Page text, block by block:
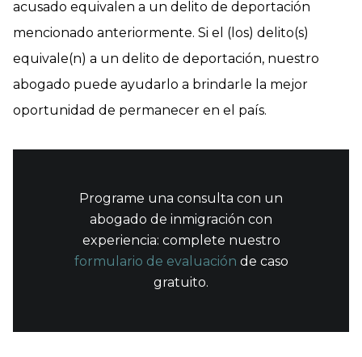
acusado equivalen a un delito de deportación
mencionado anteriormente. Si el (los) delito(s)
equivale(n) a un delito de deportación, nuestro
abogado puede ayudarlo a brindarle la mejor
oportunidad de permanecer en el país.
Programe una consulta con un
abogado de inmigración con
experiencia: complete nuestro
formulario de evaluación de caso
gratuito.